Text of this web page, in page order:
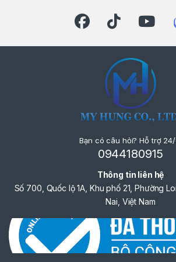
Bạn có câu hỏi? Hỗ trợ
0944180915
Thông tin liên hệ
Số 700, Quốc lộ 1A, Khu phố 21, Phường
Nai, Việt Nam